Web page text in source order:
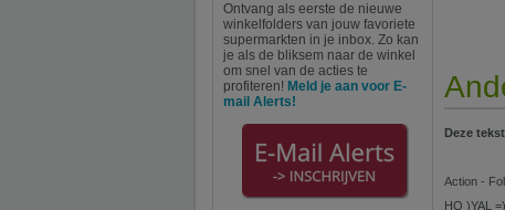
Deze
Action -
HO )YAL
Ontvang als eerste de nieuwe
winkelfolders van jouw favoriete
supermarkten in je inbox. Zo kan
je als de bliksem naar de winkel
om snel van de acties te
profiteren! Meld je aan voor E-
mail Alerts!